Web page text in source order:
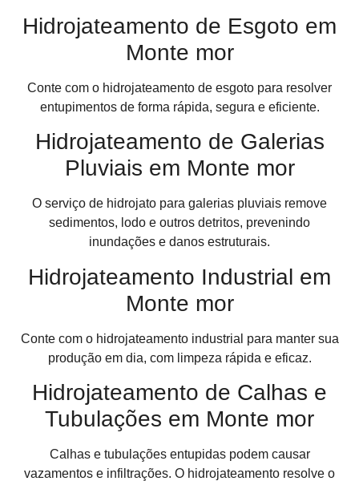
Hidrojateamento de Esgoto em
Monte mor
Conte com o hidrojateamento de esgoto para resolver
entupimentos de forma rápida, segura e eficiente.
Hidrojateamento de Galerias
Pluviais em Monte mor
O serviço de hidrojato para galerias pluviais remove
sedimentos, lodo e outros detritos, prevenindo
inundações e danos estruturais.
Hidrojateamento Industrial em
Monte mor
Conte com o hidrojateamento industrial para manter sua
produção em dia, com limpeza rápida e eficaz.
Hidrojateamento de Calhas e
Tubulações em Monte mor
Calhas e tubulações entupidas podem causar
vazamentos e infiltrações. O hidrojateamento resolve o